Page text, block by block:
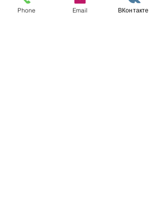
Phone Email ВКонтакте